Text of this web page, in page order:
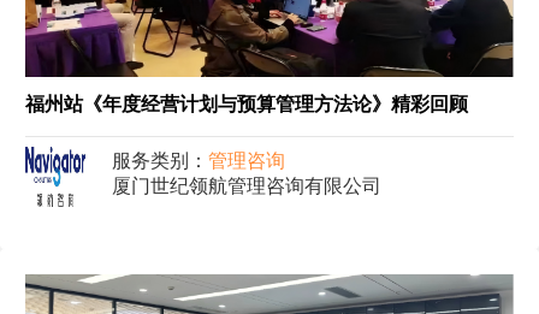
福州站《年度经营计划与预算管理方法论》精彩回顾
服务类别： 管理咨询
厦门世纪领航管理咨询有限公司